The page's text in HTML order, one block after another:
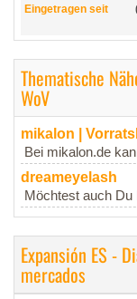
Eingetragen seit
Thematische
WoV
mikalon |
Bei mikalon.de
dreameyelash
Möchtest auch
Expansión ES -
mercados